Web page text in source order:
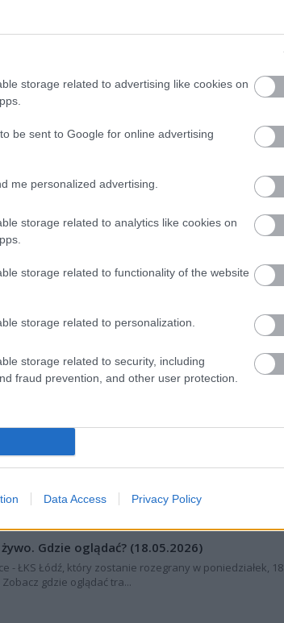
storage related to advertising like cookies on
be sent to Google for online advertising
me personalized advertising.
storage related to analytics like cookies on
storage related to functionality of the website
storage related to personalization.
storage related to security, including
fraud prevention, and other user protection.
Data Access Privacy Policy
LIVE - jeśli dostępna pojawi się poniżej.
(Ekstraklasa, 1 liga, 2 liga oraz 3 i 4 liga)
Gdzie oglądać? (18.05.2026)
- ŁKS Łódź, który zostanie rozegrany w poniedziałek, 18
Zobacz gdzie oglądać tra...